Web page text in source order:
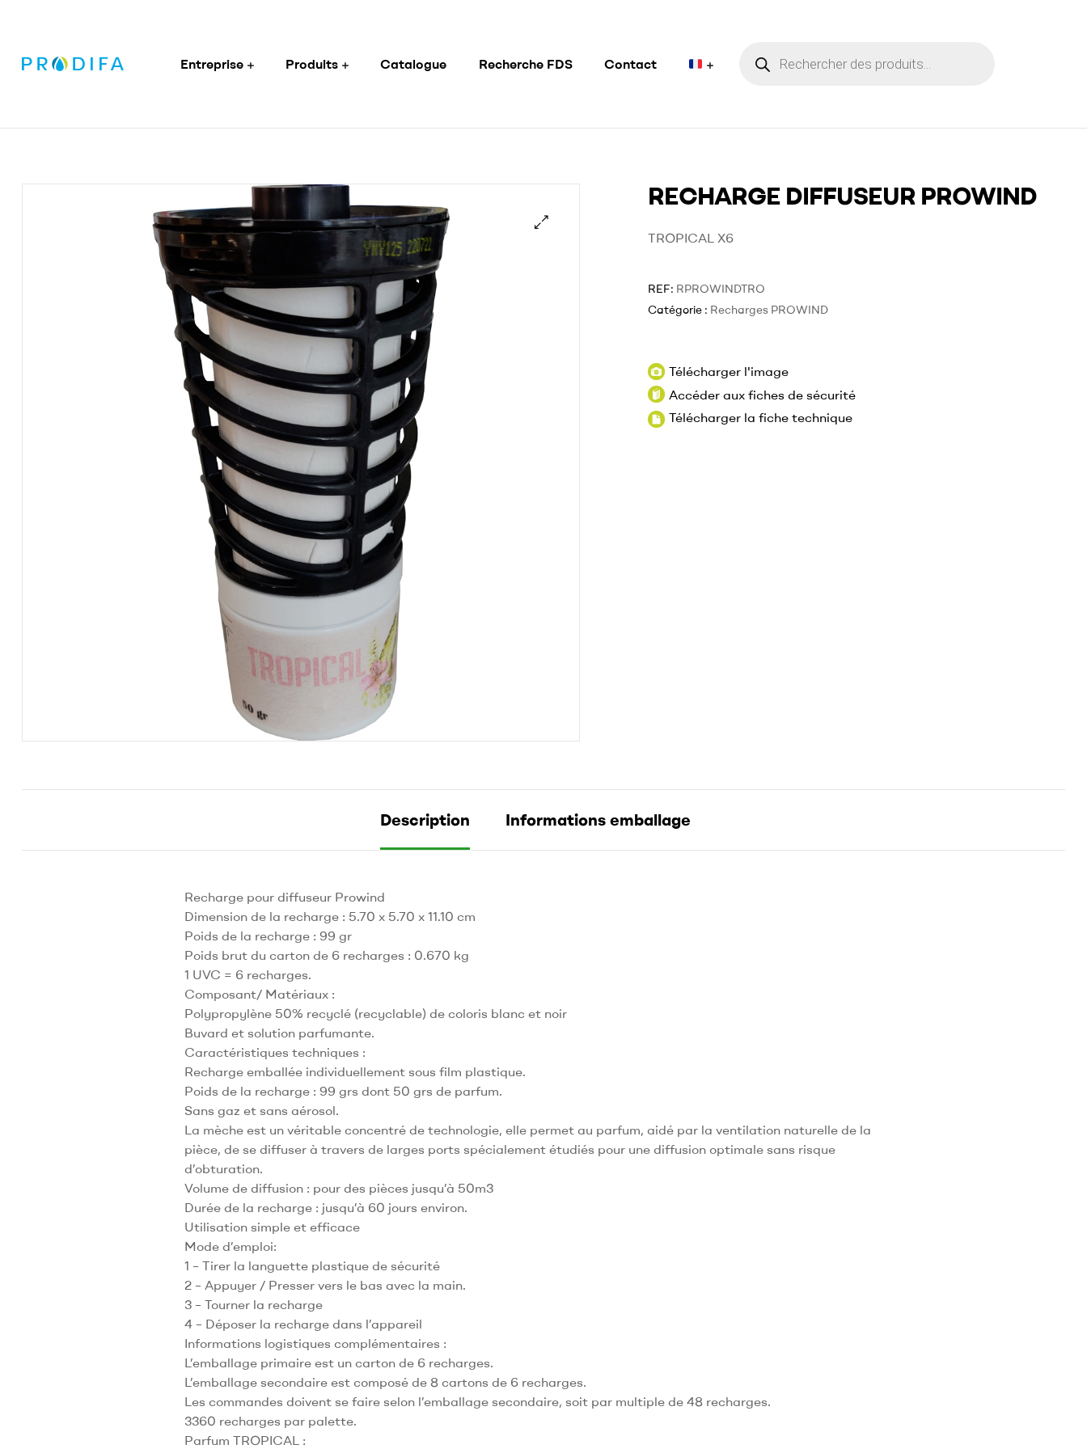
Entreprise Produits Catalogue Recherche FDS Contact
RECHARGE DIFFUSEUR PROWIND
TROPICAL X6
REF: RPROWINDTRO
Catégorie : Recharges PROWIND
Télécharger l'image
Accéder aux fiches de sécurité
Télécharger la fiche technique
Description Informations emballage
Recharge pour diffuseur Prowind
Dimension de la recharge : 5.70 x 5.70 x 11.10 cm
Poids de la recharge : 99 gr
Poids brut du carton de 6 recharges : 0.670 kg
1 UVC = 6 recharges.
Composant/ Matériaux :
Polypropylène 50% recyclé (recyclable) de coloris blanc et noir
Buvard et solution parfumante.
Caractéristiques techniques :
Recharge emballée individuellement sous film plastique.
Poids de la recharge : 99 grs dont 50 grs de parfum.
Sans gaz et sans aérosol.
La mèche est un véritable concentré de technologie, elle permet au parfum, aidé par la ventilation naturelle de la
pièce, de se diffuser à travers de larges ports spécialement étudiés pour une diffusion optimale sans risque
d’obturation.
Volume de diffusion : pour des pièces jusqu’à 50m3
Durée de la recharge : jusqu’à 60 jours environ.
Utilisation simple et efficace
Mode d’emploi:
1 – Tirer la languette plastique de sécurité
2 – Appuyer / Presser vers le bas avec la main.
3 – Tourner la recharge
4 – Déposer la recharge dans l’appareil
Informations logistiques complémentaires :
L’emballage primaire est un carton de 6 recharges.
L’emballage secondaire est composé de 8 cartons de 6 recharges.
Les commandes doivent se faire selon l’emballage secondaire, soit par multiple de 48 recharges.
3360 recharges par palette.
Parfum TROPICAL :